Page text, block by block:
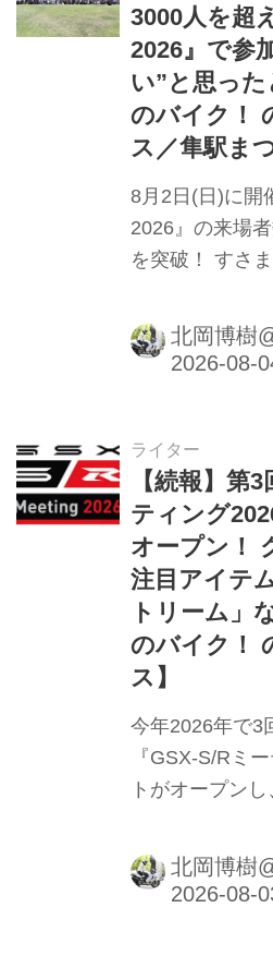
／写真：南 孝
バイ』2026年7
3000人を超
2026』で参
い”と思っ
のバイク！
ス／隼駅ま
8月2日(日)に開
2026』の来場
を突破！ すさ
りました。
北岡博樹
ライター
【続報】第
ティング
オープン！
注目アイテ
トリーム
のバイク！
ス】
今年2026年で3
『GSX-S/Rミ
トがオープン
ックです！
北岡博樹